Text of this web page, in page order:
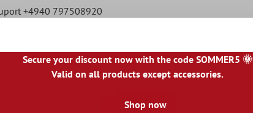
+4940 797508920
ES|PL|PT |FI |GR|RO |NO|HU|BG|HR|
Placi De Piatra Naturala
Secure your discount now with the code SOMMER5 🌞
Valid on all products except accessories.
Shop now